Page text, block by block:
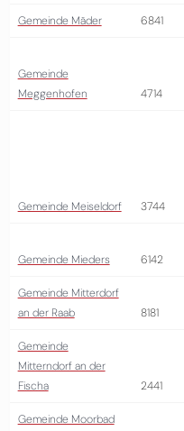
Gemeinde Mäder 6841
Gemeinde
Meggenhofen
4714
Gemeinde Meiseldorf 3744
Gemeinde Mieders 6142
Gemeinde Mitterdorf
an der Raab
8181
Gemeinde
Mitterndorf an der
Fischa
2441
Gemeinde Moorbad